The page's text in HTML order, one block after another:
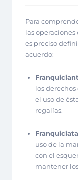
Para
las
es preciso
acuerdo:
los
el uso de
regalías.
uso de la
con el
mantener